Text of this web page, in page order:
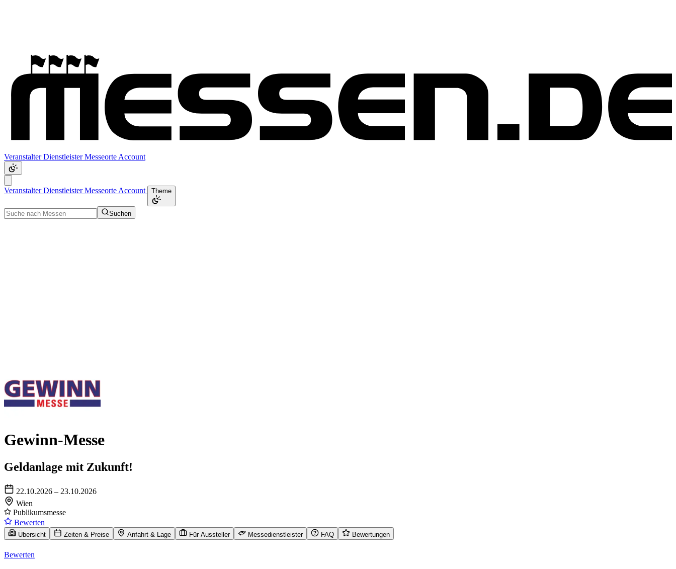
VeranstalterDienstleisterMesseorte Account
VeranstalterDienstleisterMesseorte Account Theme
Suchen
Gewinn-Messe
Geldanlage mit Zukunft!
22.10.2026 – 23.10.2026
Wien
Publikumsmesse
Bewerten
Übersicht Zeiten & Preise Anfahrt & Lage Für Aussteller Messedienstleister FAQ Bewertungen
Bewerten